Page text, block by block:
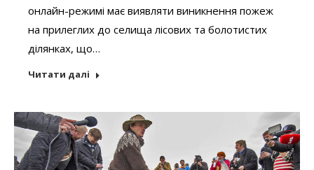
онлайн-режимі має виявляти виникнення пожеж
на прилеглих до селища лісових та болотистих
ділянках, що…
Читати далі